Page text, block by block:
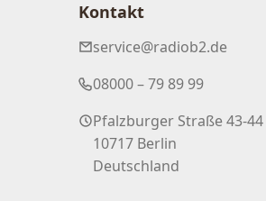
Kontakt
service@radiob2.de
08000 – 79 89 99
Pfalzburger Straße 43-44
10717 Berlin
Deutschland